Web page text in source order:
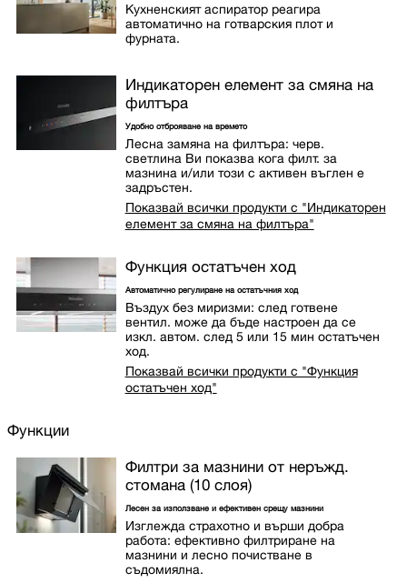
Кухненският аспиратор реагира
автоматично на готварския плот и
фурната.
Индикаторен елемент за смяна на
филтъра
Удобно отброяване на времето
Лесна замяна на филтъра: черв.
светлина Ви показва кога филт. за
мазнина и/или този с активен въглен е
задръстен.
Показвай всички продукти с "Индикаторен
елемент за смяна на филтъра"
Функция остатъчен ход
Автоматично регулиране на остатъчния ход
Въздух без миризми: след готвене
вентил. може да бъде настроен да се
изкл. автом. след 5 или 15 мин остатъчен
ход.
Показвай всички продукти с "Функция
остатъчен ход"
Функции
Филтри за мазнини от неръжд.
стомана (10 слоя)
Лесен за използване и ефективен срещу мазнини
Изглежда страхотно и върши добра
работа: ефективно филтриране на
мазнини и лесно почистване в
съдомиялна.